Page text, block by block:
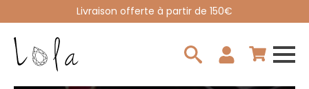
Livraison offerte à partir de 150€